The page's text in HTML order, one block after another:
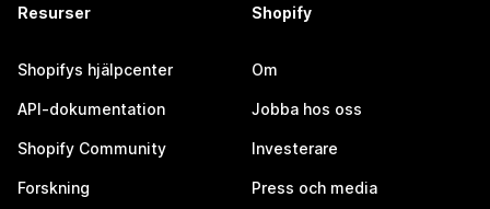
Resurser
Shopifys hjälpcenter
API-dokumentation
Shopify Community
Forskning
Shopify
Om
Jobba hos oss
Investerare
Press och media